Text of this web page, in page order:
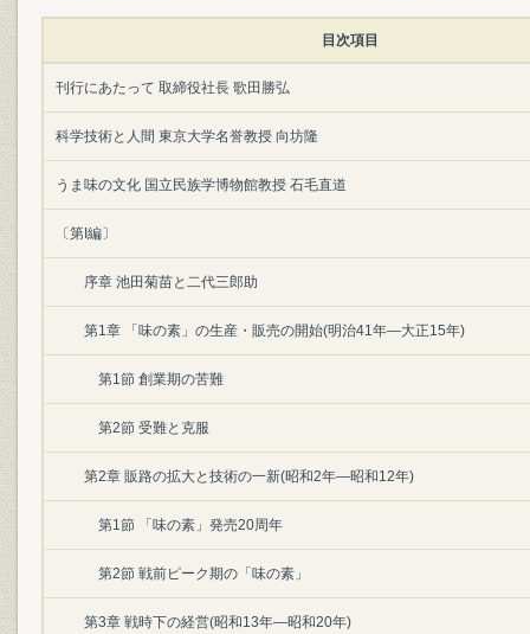
目次項目
刊行にあたって 取締役社長 歌田勝弘
科学技術と人間 東京大学名誉教授 向坊隆
うま味の文化 国立民族学博物館教授 石毛直道
〔第I編〕
序章 池田菊苗と二代三郎助
第1章 「味の素」の生産・販売の開始(明治41年―大正15年)
第1節 創業期の苦難
第2節 受難と克服
第2章 販路の拡大と技術の一新(昭和2年―昭和12年)
第1節 「味の素」発売20周年
第2節 戦前ピーク期の「味の素」
第3章 戦時下の経営(昭和13年―昭和20年)